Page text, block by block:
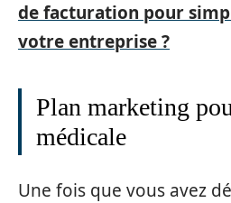
de facturation pour
votre entreprise ?
Plan marketing
médicale
Une fois que vous avez